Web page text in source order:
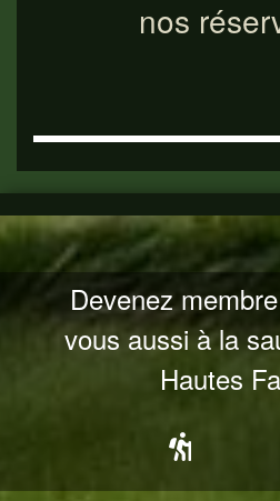
nos
Devenez
vous aussi à la
Hautes